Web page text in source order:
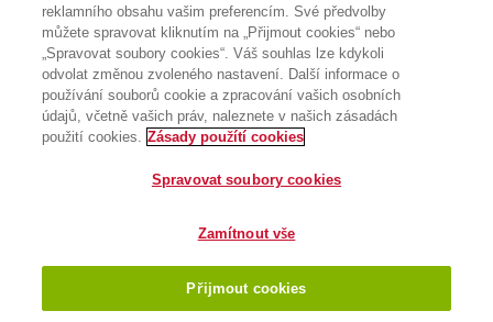
reklamního obsahu vašim preferencím. Své předvolby
můžete spravovat kliknutím na „Přijmout cookies“ nebo
„Spravovat soubory cookies“. Váš souhlas lze kdykoli
odvolat změnou zvoleného nastavení. Další informace o
používání souborů cookie a zpracování vašich osobních
údajů, včetně vašich práv, naleznete v našich zásadách
použití cookies. Zásady použítí cookies
Spravovat soubory cookies
Zamítnout vše
Přijmout cookies